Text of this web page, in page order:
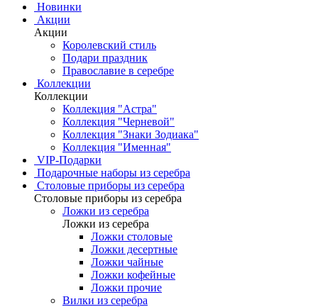
Новинки
Акции
Акции
Королевский стиль
Подари праздник
Православие в серебре
Коллекции
Коллекции
Коллекция "Астра"
Коллекция "Черневой"
Коллекция "Знаки Зодиака"
Коллекция "Именная"
VIP-Подарки
Подарочные наборы из серебра
Столовые приборы из серебра
Столовые приборы из серебра
Ложки из серебра
Ложки из серебра
Ложки столовые
Ложки десертные
Ложки чайные
Ложки кофейные
Ложки прочие
Вилки из серебра